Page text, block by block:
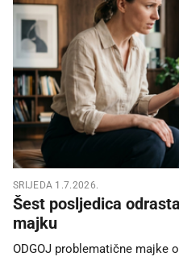
SRIJEDA 1.7.2026.
Šest posljedica
majku
ODGOJ problematične majke